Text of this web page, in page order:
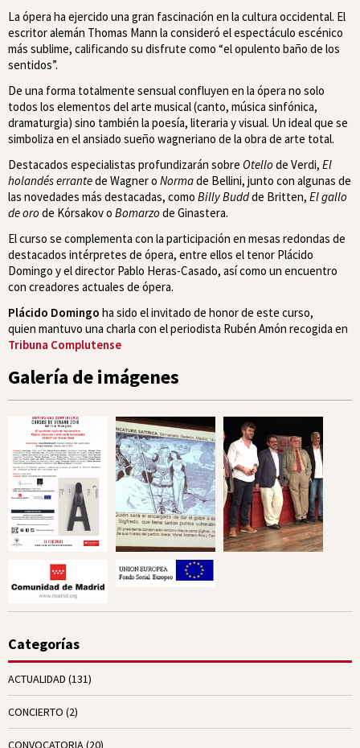
La ópera ha ejercido una gran fascinación en la cultura occidental. El
escritor alemán Thomas Mann la consideró el espectáculo escénico
más sublime, calificando su disfrute como “el opulento baño de los
sentidos”.
De una forma totalmente sensual confluyen en la ópera no solo
todos los elementos del arte musical (canto, música sinfónica,
dramaturgia) sino también la poesía, literaria y visual. Un ideal que se
simboliza en el ansiado sueño wagneriano de la obra de arte total.
Destacados especialistas profundizarán sobre Otello de Verdi, El
holandés errantede Wagner o Normade Bellini, junto con algunas de
las novedades más destacadas, como Billy Buddde Britten, El gallo
de oro de Kórsakov o Bomarzo de Ginastera.
El curso se complementa con la participación en mesas redondas de
destacados intérpretes de ópera, entre ellos el tenor Plácido
Domingo y el director Pablo Heras-Casado, así como un encuentro
con creadores actuales de ópera.
Plácido Domingo ha sido el invitado de honor de este curso,
quien mantuvo una charla con el periodista Rubén Amón recogida en
Tribuna Complutense
Galería de imágenes
Categorías
ACTUALIDAD (131)
CONCIERTO (2)
CONVOCATORIA(20)